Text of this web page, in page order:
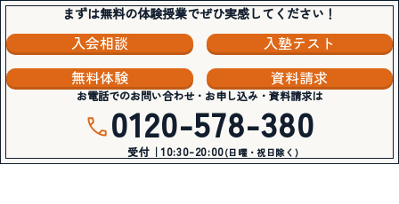
まずは無料の体験授業でぜひ実感してください！
入会相談
入塾テスト
無料体験
資料請求
お電話でのお問い合わせ・お申し込み・資料請求は
0120-578-380
受付｜10:30-20:00(日曜・祝日除く)